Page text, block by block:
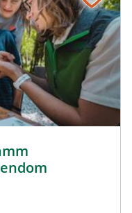
Am
ein
für
14:00 und 16:00
und Jugendliche
(max. 4
bis 18:00 Uhr